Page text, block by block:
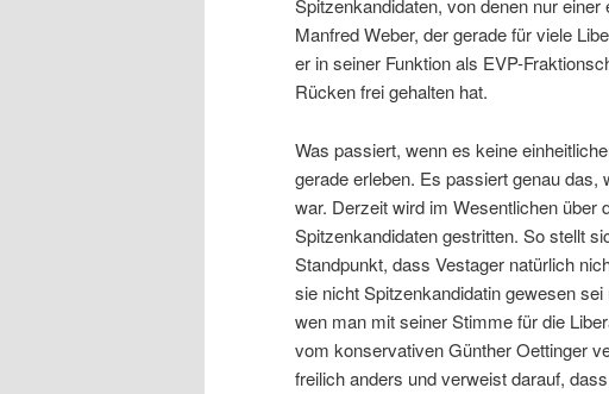
Spitzenkandidaten, von denen nur
Manfred Weber, der gerade für viele
er in seiner Funktion als EVP-
Rücken frei gehalten hat.
Was passiert, wenn es keine
gerade erleben. Es passiert genau
war. Derzeit wird im Wesentlichen über
Spitzenkandidaten gestritten. So stellt
Standpunkt, dass Vestager natürlich
sie nicht Spitzenkandidatin gewesen
wen man mit seiner Stimme für die
vom konservativen Günther Oettinger
freilich anders und verweist darauf,